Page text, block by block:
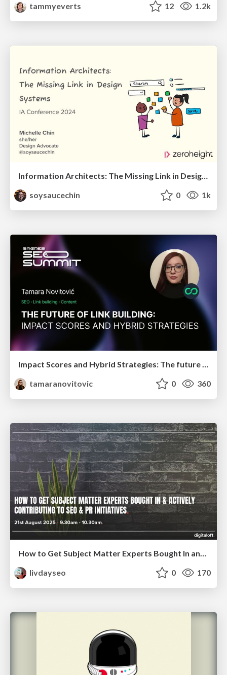
tammyeverts
12 1.2k
Information Architects: The Missing Link in Design Systems
soysaucechin
0 1k
Impact Scores and Hybrid Strategies: The future of link building
tamaranovitovic
0 360
livdayseo
0 170